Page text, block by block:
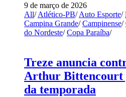
9 de março de 2026
All/ Atlético-PB/ Auto Esporte/
Campina Grande/ Campinense/
do Nordeste/ Copa Paraíba/
Treze anuncia
Arthur Bittencourt
da temporada